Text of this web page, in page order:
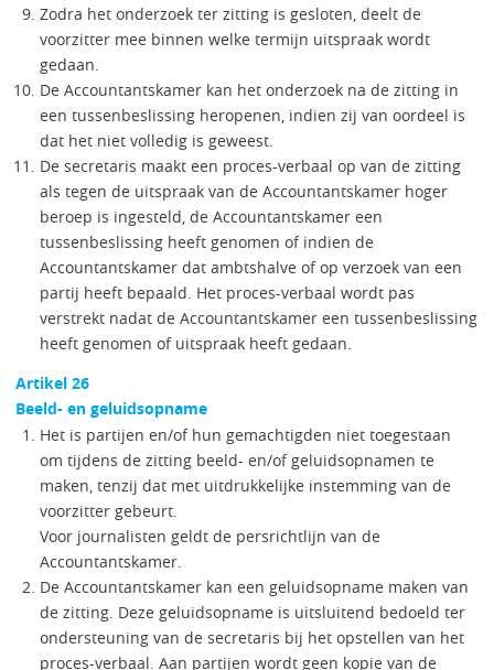
Zodra het onderzoek ter zitting is gesloten, deelt de
voorzitter mee binnen welke termijn uitspraak wordt
gedaan.
De Accountantskamer kan het onderzoek na de zitting in
een tussenbeslissing heropenen, indien zij van oordeel is
dat het niet volledig is geweest.
De secretaris maakt een proces-verbaal op van de zitting
als tegen de uitspraak van de Accountantskamer hoger
beroep is ingesteld, de Accountantskamer een
tussenbeslissing heeft genomen of indien de
Accountantskamer dat ambtshalve of op verzoek van een
partij heeft bepaald. Het proces-verbaal wordt pas
verstrekt nadat de Accountantskamer een tussenbeslissing
heeft genomen of uitspraak heeft gedaan.
Artikel 26
Beeld- en geluidsopname
Het is partijen en/of hun gemachtigden niet toegestaan
om tijdens de zitting beeld- en/of geluidsopnamen te
maken, tenzij dat met uitdrukkelijke instemming van de
voorzitter gebeurt.
Voor journalisten geldt de persrichtlijn van de
Accountantskamer.
De Accountantskamer kan een geluidsopname maken van
de zitting. Deze geluidsopname is uitsluitend bedoeld ter
ondersteuning van de secretaris bij het opstellen van het
proces-verbaal. Aan partijen wordt geen kopie van de